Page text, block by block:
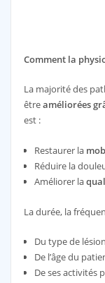
Comment la
La majorité des
êtreaméliorées
est :
Restaurer la
Réduire la
Améliorer la
La durée, la
Du type de
De l’âge du
De ses activités